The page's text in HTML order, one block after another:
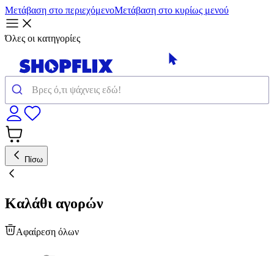
Μετάβαση στο περιεχόμενοΜετάβαση στο κυρίως μενού
Όλες οι κατηγορίες
Πίσω
Καλάθι αγορών
Αφαίρεση όλων